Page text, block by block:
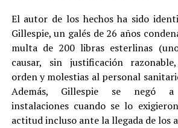
El autor de los hechos ha sido
Gillespie, un galés de 26 años
multa de 200 libras esterlinas
causar, sin justificación
orden y molestias al personal
Además, Gillespie se negó
instalaciones cuando se lo
actitud incluso ante la llegada de los